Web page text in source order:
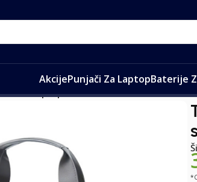
AkcijePunjači Za LaptopBaterije
za laptop Coteci 14050 15-16 inch